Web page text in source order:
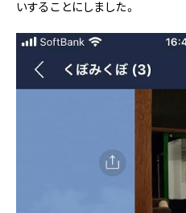
いすることにしました。